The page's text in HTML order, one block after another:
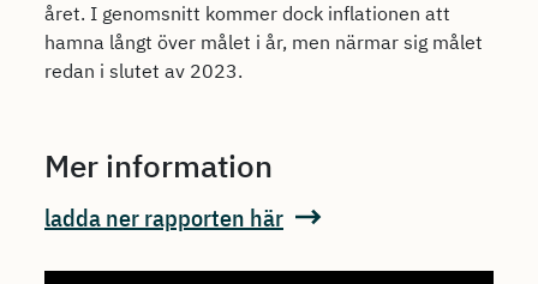
året. I genomsnitt kommer dock inflationen att
hamna långt över målet i år, men närmar sig målet
redan i slutet av 2023.
Mer information
ladda ner rapporten här